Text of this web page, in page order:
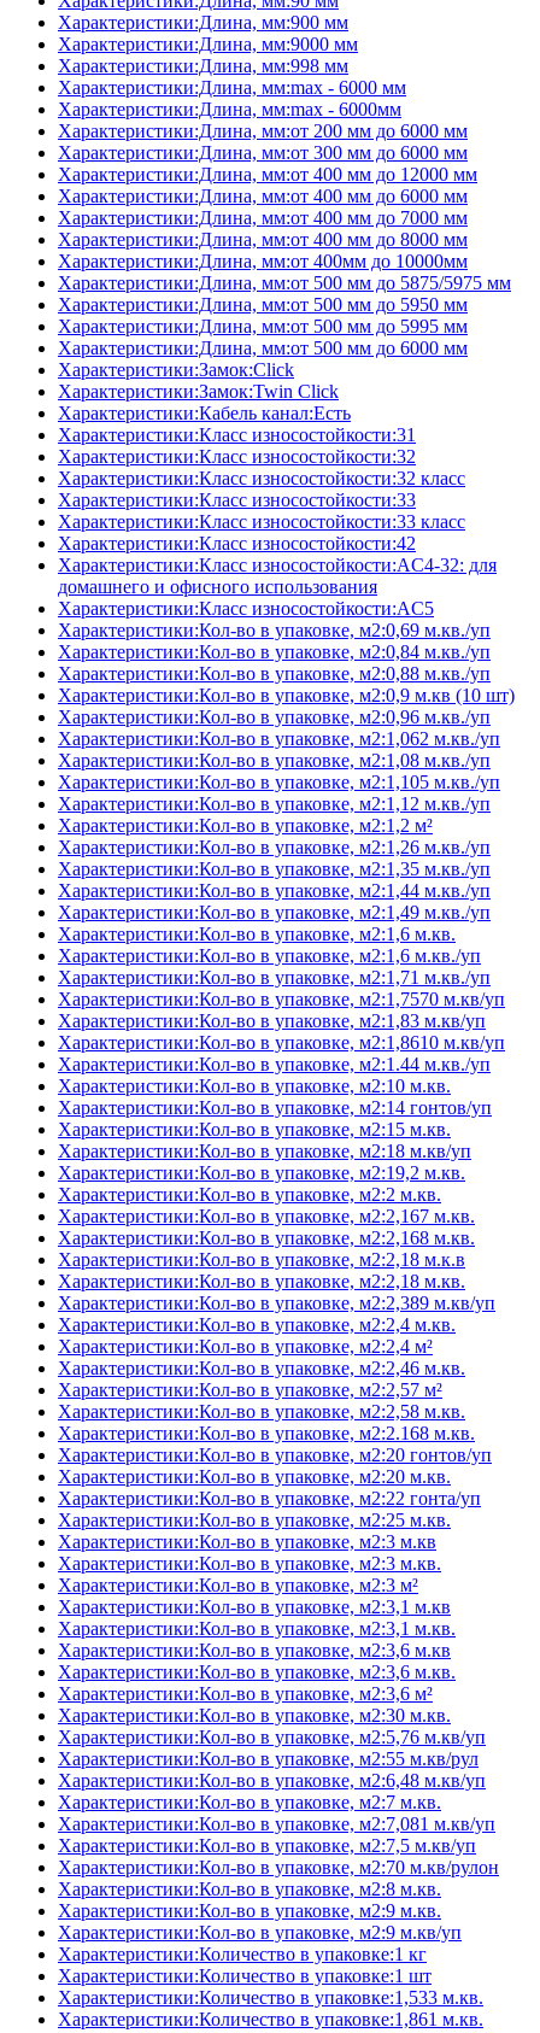
Характеристики:Длина, мм:900 мм
Характеристики:Длина, мм:9000 мм
Характеристики:Длина, мм:998 мм
Характеристики:Длина, мм:max - 6000 мм
Характеристики:Длина, мм:max - 6000мм
Характеристики:Длина, мм:от 200 мм до 6000 мм
Характеристики:Длина, мм:от 300 мм до 6000 мм
Характеристики:Длина, мм:от 400 мм до 12000 мм
Характеристики:Длина, мм:от 400 мм до 6000 мм
Характеристики:Длина, мм:от 400 мм до 7000 мм
Характеристики:Длина, мм:от 400 мм до 8000 мм
Характеристики:Длина, мм:от 400мм до 10000мм
Характеристики:Длина, мм:от 500 мм до 5875/5975 мм
Характеристики:Длина, мм:от 500 мм до 5950 мм
Характеристики:Длина, мм:от 500 мм до 5995 мм
Характеристики:Длина, мм:от 500 мм до 6000 мм
Характеристики:Замок:Click
Характеристики:Замок:Twin Click
Характеристики:Кабель канал:Есть
Характеристики:Класс износостойкости:31
Характеристики:Класс износостойкости:32
Характеристики:Класс износостойкости:32 класс
Характеристики:Класс износостойкости:33
Характеристики:Класс износостойкости:33 класс
Характеристики:Класс износостойкости:42
Характеристики:Класс износостойкости:AC4-32: для
домашнего и офисного использования
Характеристики:Класс износостойкости:AC5
Характеристики:Кол-во в упаковке, м2:0,69 м.кв./уп
Характеристики:Кол-во в упаковке, м2:0,84 м.кв./уп
Характеристики:Кол-во в упаковке, м2:0,88 м.кв./уп
Характеристики:Кол-во в упаковке, м2:0,9 м.кв (10 шт)
Характеристики:Кол-во в упаковке, м2:0,96 м.кв./уп
Характеристики:Кол-во в упаковке, м2:1,062 м.кв./уп
Характеристики:Кол-во в упаковке, м2:1,08 м.кв./уп
Характеристики:Кол-во в упаковке, м2:1,105 м.кв./уп
Характеристики:Кол-во в упаковке, м2:1,12 м.кв./уп
Характеристики:Кол-во в упаковке, м2:1,2 м²
Характеристики:Кол-во в упаковке, м2:1,26 м.кв./уп
Характеристики:Кол-во в упаковке, м2:1,35 м.кв./уп
Характеристики:Кол-во в упаковке, м2:1,44 м.кв./уп
Характеристики:Кол-во в упаковке, м2:1,49 м.кв./уп
Характеристики:Кол-во в упаковке, м2:1,6 м.кв.
Характеристики:Кол-во в упаковке, м2:1,6 м.кв./уп
Характеристики:Кол-во в упаковке, м2:1,71 м.кв./уп
Характеристики:Кол-во в упаковке, м2:1,7570 м.кв/уп
Характеристики:Кол-во в упаковке, м2:1,83 м.кв/уп
Характеристики:Кол-во в упаковке, м2:1,8610 м.кв/уп
Характеристики:Кол-во в упаковке, м2:1.44 м.кв./уп
Характеристики:Кол-во в упаковке, м2:10 м.кв.
Характеристики:Кол-во в упаковке, м2:14 гонтов/уп
Характеристики:Кол-во в упаковке, м2:15 м.кв.
Характеристики:Кол-во в упаковке, м2:18 м.кв/уп
Характеристики:Кол-во в упаковке, м2:19,2 м.кв.
Характеристики:Кол-во в упаковке, м2:2 м.кв.
Характеристики:Кол-во в упаковке, м2:2,167 м.кв.
Характеристики:Кол-во в упаковке, м2:2,168 м.кв.
Характеристики:Кол-во в упаковке, м2:2,18 м.к.в
Характеристики:Кол-во в упаковке, м2:2,18 м.кв.
Характеристики:Кол-во в упаковке, м2:2,389 м.кв/уп
Характеристики:Кол-во в упаковке, м2:2,4 м.кв.
Характеристики:Кол-во в упаковке, м2:2,4 м²
Характеристики:Кол-во в упаковке, м2:2,46 м.кв.
Характеристики:Кол-во в упаковке, м2:2,57 м²
Характеристики:Кол-во в упаковке, м2:2,58 м.кв.
Характеристики:Кол-во в упаковке, м2:2.168 м.кв.
Характеристики:Кол-во в упаковке, м2:20 гонтов/уп
Характеристики:Кол-во в упаковке, м2:20 м.кв.
Характеристики:Кол-во в упаковке, м2:22 гонта/уп
Характеристики:Кол-во в упаковке, м2:25 м.кв.
Характеристики:Кол-во в упаковке, м2:3 м.кв
Характеристики:Кол-во в упаковке, м2:3 м.кв.
Характеристики:Кол-во в упаковке, м2:3 м²
Характеристики:Кол-во в упаковке, м2:3,1 м.кв
Характеристики:Кол-во в упаковке, м2:3,1 м.кв.
Характеристики:Кол-во в упаковке, м2:3,6 м.кв
Характеристики:Кол-во в упаковке, м2:3,6 м.кв.
Характеристики:Кол-во в упаковке, м2:3,6 м²
Характеристики:Кол-во в упаковке, м2:30 м.кв.
Характеристики:Кол-во в упаковке, м2:5,76 м.кв/уп
Характеристики:Кол-во в упаковке, м2:55 м.кв/рул
Характеристики:Кол-во в упаковке, м2:6,48 м.кв/уп
Характеристики:Кол-во в упаковке, м2:7 м.кв.
Характеристики:Кол-во в упаковке, м2:7,081 м.кв/уп
Характеристики:Кол-во в упаковке, м2:7,5 м.кв/уп
Характеристики:Кол-во в упаковке, м2:70 м.кв/рулон
Характеристики:Кол-во в упаковке, м2:8 м.кв.
Характеристики:Кол-во в упаковке, м2:9 м.кв.
Характеристики:Кол-во в упаковке, м2:9 м.кв/уп
Характеристики:Количество в упаковке:1 кг
Характеристики:Количество в упаковке:1 шт
Характеристики:Количество в упаковке:1,533 м.кв.
Характеристики:Количество в упаковке:1,861 м.кв.